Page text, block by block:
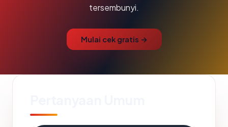
tersembunyi.
Mulai cek gratis →